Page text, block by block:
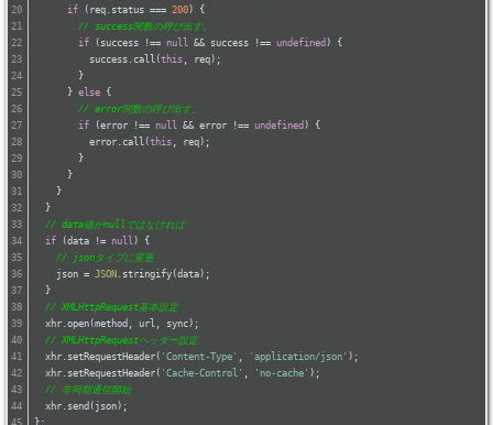
if (req.status === 200) {
// success関数の呼び出す。
if (success !== null && success !== undefined ) {
          success.call(
this , req);
        }
      }
else {
// error関数の呼び出す。
if (error !== null && error !== undefined ) {
          error.call(
this , req);
        }
      }
    }
  }
// data値がnullではなければ
if (data != null) {
// jsonタイプに変更
    json =
JSON .stringify(data);
  }
// XMLHttpRequest基本設定
  xhr.open(method, url, sync);
// XMLHttpRequestヘッダー設定
  xhr.setRequestHeader(
'Content-Type' , 'application/json' );
  xhr.setRequestHeader(
'Cache-Control' , 'no-cache' );
// 非同期通信開始
  xhr.send(json);
};